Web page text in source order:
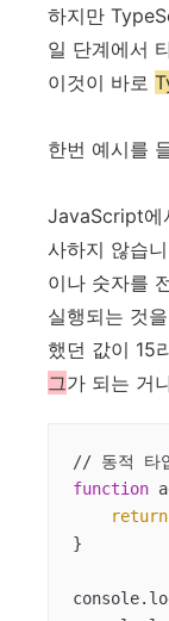
하지만
일 단계에서
이것이 바로
한번 예시를
JavaScript에
사하지 않습
이나 숫자를
실행되는 것
했던 값이 15
그가 되는 거
function
return
}